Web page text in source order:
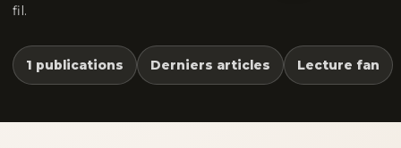
fil.
1 publications Derniers articles Lecture fan